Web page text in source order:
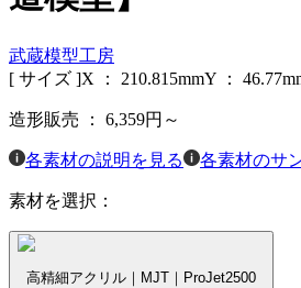
武蔵模型工房
[ サイズ ]X ： 210.815mmY ： 46.77
造形販売 ： 6,359円～
各素材の説明を見る 各素材のサ
素材を選択：
高精細アクリル｜MJT｜ProJet2500